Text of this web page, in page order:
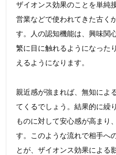
ザイオンス効果のことを単純
営業などで使われてきた古く
す。人の認知機能は、興味関
繁に目に触れるようになった
えるようになります。
親近感が強まれば、無知によ
てくるでしょう。結果的に繰
ものに対して安心感が高まり
す。このような流れで相手へ
とが、ザイオンス効果による